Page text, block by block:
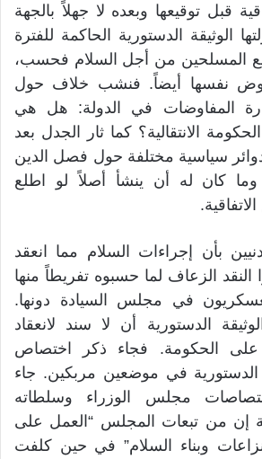
قبل توقيعها وبعده لا جهلاً بالجهة
الوثيقة الدستورية الحاكمة للفترة
مع المسلحين من أجل السلام فحسب،
نفسها أيضاً. فنشب خلاف حول
المفاوضات في الدولة: هل هي
الانتقالية؟ كما ثار الجدل بعد
دوائر سياسية مختلفة حول فصل الدين
وما كان له أن ينشأ أصلاً لو اطلع
بأن إجراءات السلام مما انعقد
النقد الزعاف لما حسبوه تفريطاً منها
في مجلس السيادة دونها.
الدستورية أن لا سند لانعقاد
على الحكومة. فجاء ذكر اختصاص
الدستورية في موضعين مربكين. جاء
مجلس الوزراء وسلطاته
إن من تبعات المجلس “العمل على
وبناء السلام” في حين كلفت